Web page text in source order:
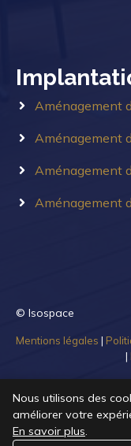
Aménagement
Aménagement
Aménagement
Aménagement
© Isospace
Mentions légales |
|
Nous utilisons des
améliorer votre
En savoir plus.